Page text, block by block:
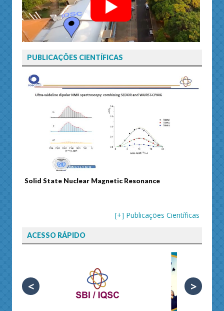
PUBLICAÇÕES CIENTÍFICAS
Solid State Nuclear Magnetic Resonance
[+] Publicações Científicas
ACESSO RÁPIDO
< >